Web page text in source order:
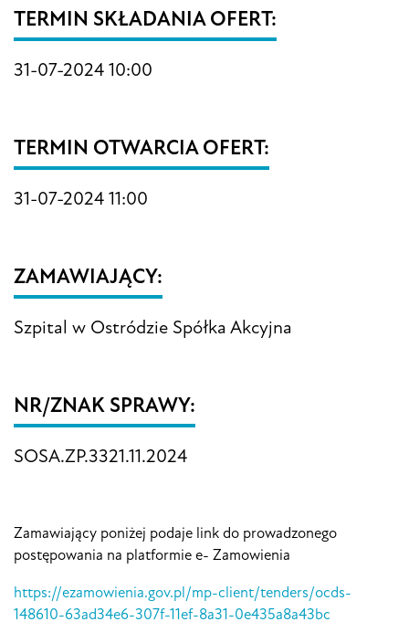
TERMIN SKŁADANIA OFERT:
31-07-2024 10:00
TERMIN OTWARCIA OFERT:
31-07-2024 11:00
ZAMAWIAJĄCY:
Szpital w Ostródzie Spółka Akcyjna
NR/ZNAK SPRAWY:
SOSA.ZP.3321.11.2024
Zamawiający poniżej podaje link do prowadzonego
postępowania na platformie e- Zamowienia
https://ezamowienia.gov.pl/mp-client/tenders/ocds-
148610-63ad34e6-307f-11ef-8a31-0e435a8a43bc